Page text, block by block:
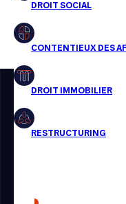
Droit immobilier
Restructuring
Presse
Aucun résultats pour cette